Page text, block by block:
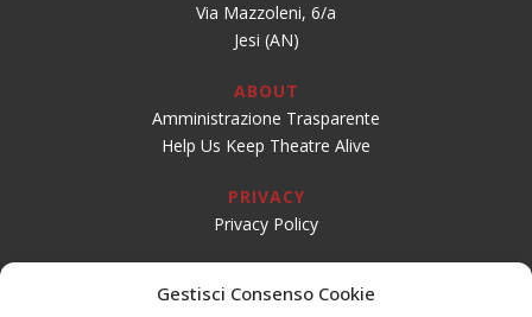
Gestisci Consenso Cookie
Via Mazzoleni, 6/a
Jesi (AN)
ABOUT
Amministrazione Trasparente
Help Us Keep Theatre Alive
PRIVACY
Privacy Policy